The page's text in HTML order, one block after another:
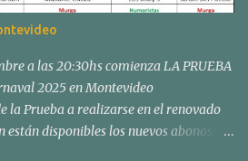
a las 20:30hs comienza LA PRUEBA
2025 en Montevideo
la Prueba a realizarse en el renovado
disponibles los nuevos abonos: